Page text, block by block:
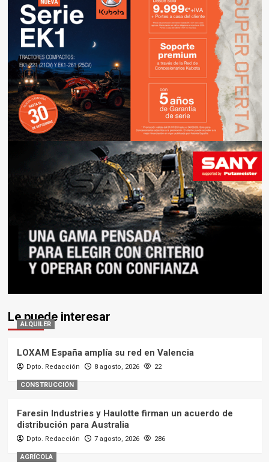
Le puede interesar
ALQUILER
LOXAM España amplía su red en Valencia
Dpto. Redacción 8 agosto, 2026 22
CONSTRUCCIÓN
Faresin Industries y Haulotte firman un acuerdo de
distribución para Australia
Dpto. Redacción 7 agosto, 2026 286
AGRÍCOLA